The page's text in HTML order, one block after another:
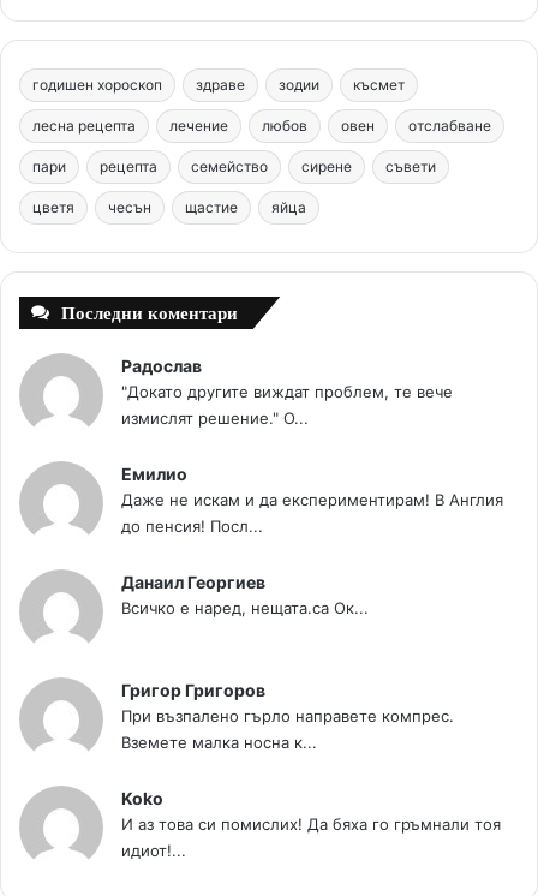
e
b
o
o
k
t
e
r
e
s
t
T
u
b
e
t
a
g
r
m
c
m
годишен хороскоп здраве зодии късмет
лесна рецепта лечение любов овен отслабване
пари рецепта семейство сирене съвети
цветя чесън щастие яйца
Последни коментари
Радослав
"Докато другите виждат проблем, те вече
измислят решение." О...
Емилио
Даже не искам и да експериментирам! В Англия
до пенсия! Посл...
Данаил Георгиев
Всичко е наред, нещата.са Ок...
Григор Григоров
При възпалено гърло направете компрес.
Вземете малка носна к...
Koko
И аз това си помислих! Да бяха го гръмнали тоя
идиот!...